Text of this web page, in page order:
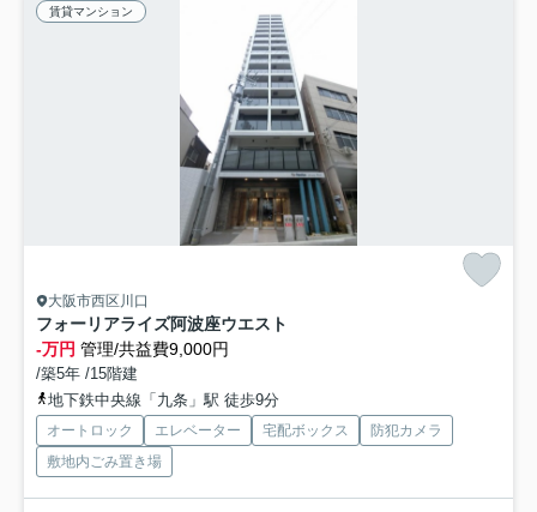
賃貸マンション
大阪市西区川口
フォーリアライズ阿波座ウエスト
-万円 管理/共益費9,000円
/築5年 /15階建
地下鉄中央線「九条」駅 徒歩9分
オートロック エレベーター 宅配ボックス
防犯カメラ
敷地内ごみ置き場